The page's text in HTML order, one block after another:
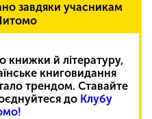
завдяки учасникам
й літературу,
книговидання
трендом. Ставайте
до Клубу